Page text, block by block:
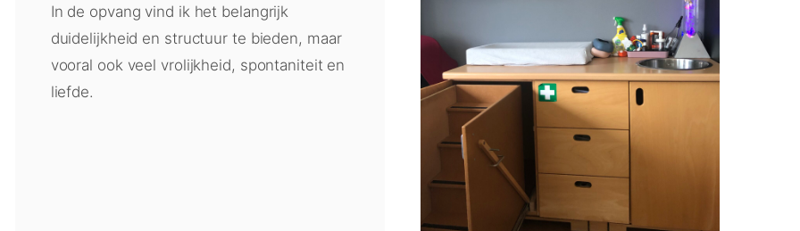
In de opvang vind ik het belangrijk
duidelijkheid en structuur te bieden, maar
vooral ook veel vrolijkheid, spontaniteit en
liefde.